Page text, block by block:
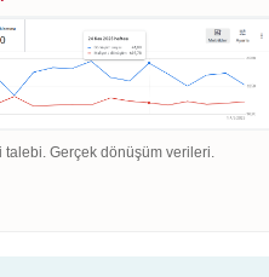
Gerçek dönüşüm verileri.